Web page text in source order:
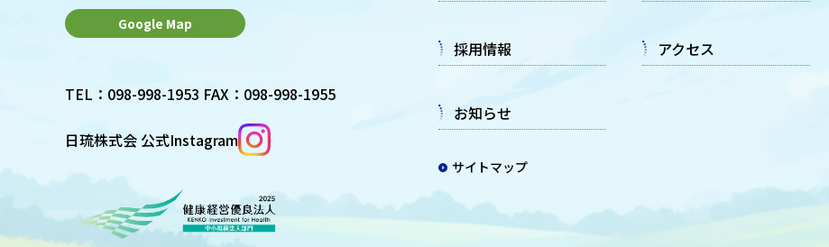
Google Map
TEL：098-998-1953 FAX：098-998-1955
日琉株式会 公式Instagram
採用情報 アクセス
お知らせ
サイトマップ